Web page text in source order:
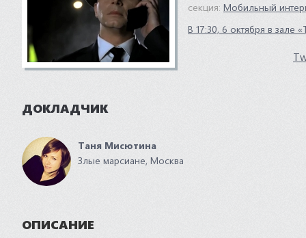
секция: Мобильный
В 17:30, 6 октября в зале
ДОКЛАДЧИК
Таня Мисютина
Злые марсиане, Москва
ОПИСАНИЕ